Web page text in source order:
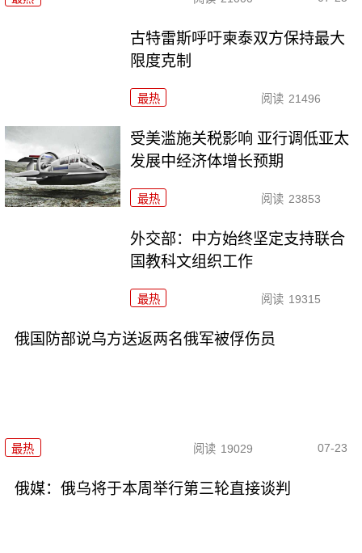
古特雷斯呼吁柬泰双方保持最大
限度克制
最热 阅读 21496
受美滥施关税影响 亚行调低亚太
发展中经济体增长预期
最热 阅读 23853
外交部：中方始终坚定支持联合
国教科文组织工作
最热 阅读 19315
俄国防部说乌方送返两名俄军被俘伤员
最热 阅读 19029 07-23
俄媒：俄乌将于本周举行第三轮直接谈判